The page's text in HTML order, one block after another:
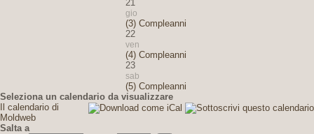
21
gio
(3) Compleanni
22
ven
(4) Compleanni
23
sab
(5) Compleanni
Seleziona un calendario da visualizzare
Il calendario di
Moldweb
Salta a